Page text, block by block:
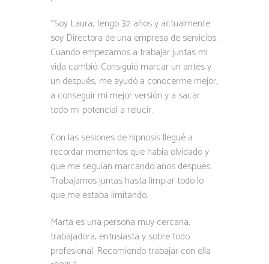
“Soy Laura, tengo 32 años y actualmente
soy Directora de una empresa de servicios.
Cuando empezamos a trabajar juntas mi
vida cambió. Consiguió marcar un antes y
un después, me ayudó a conocerme mejor,
a conseguir mi mejor versión y a sacar
todo mi potencial a relucir.
Con las sesiones de hipnosis llegué a
recordar momentos que había olvidado y
que me seguían marcando años después.
Trabajamos juntas hasta limpiar todo lo
que me estaba limitando.
Marta es una persona muy cercana,
trabajadora, entusiasta y sobre todo
profesional. Recomiendo trabajar con ella